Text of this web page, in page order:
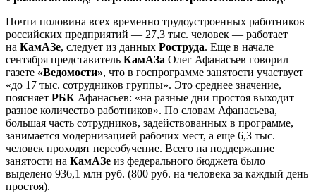
Почти половина всех временно трудоустроенных работников
российских предприятий — 27,3 тыс. человек — работает
на КамАЗе, следует из данных Роструда. Еще в начале
сентября представитель КамАЗа Олег Афанасьев говорил
газете «Ведомости», что в госпрограмме занятости участвует
«до 17 тыс. сотрудников группы». Это среднее значение,
поясняет РБК Афанасьев: «на разные дни простоя выходит
разное количество работников». По словам Афанасьева,
большая часть сотрудников, задействованных в программе,
занимается модернизацией рабочих мест, а еще 6,3 тыс.
человек проходят переобучение. Всего на поддержание
занятости на КамАЗе из федерального бюджета было
выделено 936,1 млн руб. (800 руб. на человека за каждый день
простоя).